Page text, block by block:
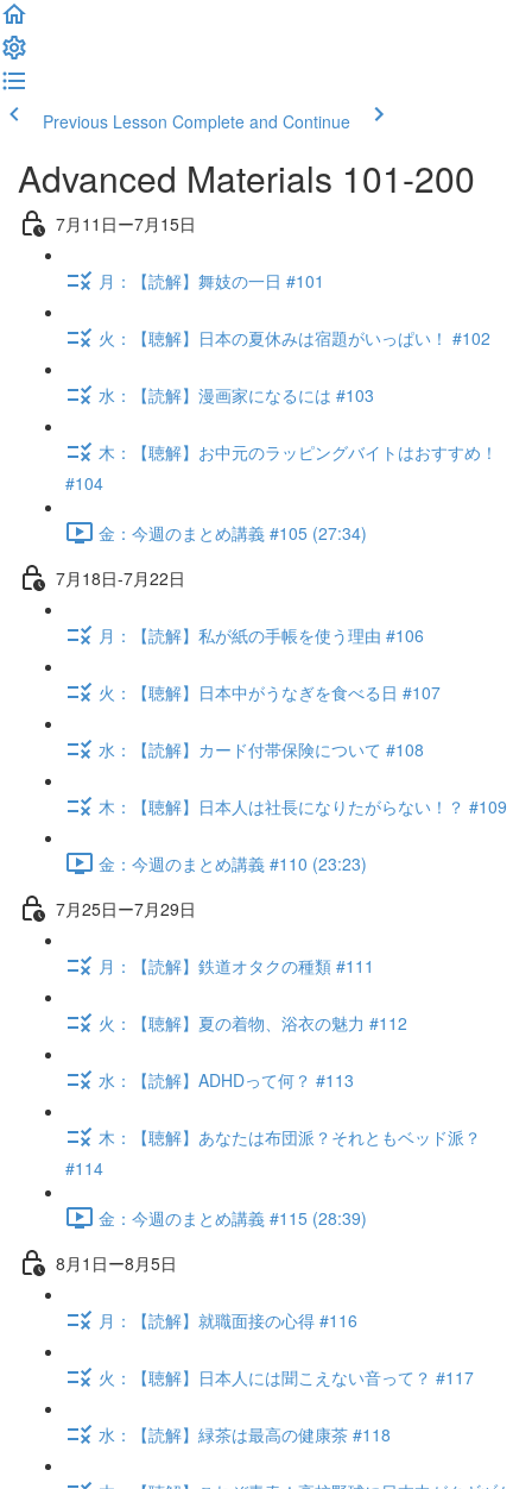
Previous Lesson Complete and Continue
Advanced Materials 101-200
7月11日ー7月15日
月：【読解】舞妓の一日 #101
火：【聴解】日本の夏休みは宿題がいっぱい！ #102
水：【読解】漫画家になるには #103
木：【聴解】お中元のラッピングバイトはおすすめ！
#104
金：今週のまとめ講義 #105 (27:34)
7月18日-7月22日
月：【読解】私が紙の手帳を使う理由 #106
火：【聴解】日本中がうなぎを食べる日 #107
水：【読解】カード付帯保険について #108
木：【聴解】日本人は社長になりたがらない！？ #109
金：今週のまとめ講義 #110 (23:23)
7月25日ー7月29日
月：【読解】鉄道オタクの種類 #111
火：【聴解】夏の着物、浴衣の魅力 #112
水：【読解】ADHDって何？ #113
木：【聴解】あなたは布団派？それともベッド派？
#114
金：今週のまとめ講義 #115 (28:39)
8月1日ー8月5日
月：【読解】就職面接の心得 #116
火：【聴解】日本人には聞こえない音って？ #117
水：【読解】緑茶は最高の健康茶 #118